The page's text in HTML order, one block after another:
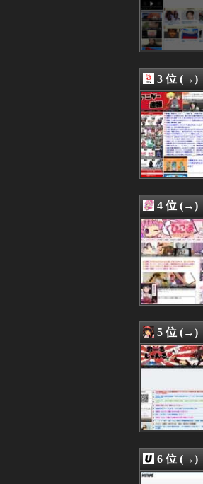
08/08 12:01
08/08 12:01
08/08 12:01
08/08 12:01
08/08 12:00
08/08 12:00
08/08 12:00
08/08 12:00
08/08 12:00
08/08 12:00
08/08 12:00
08/08 12:00
08/08 12:00
08/08 12:00
08/08 12:00
08/08 12:00
08/08 12:00
08/08 12:00
08/08 12:00
08/08 12:00
08/08 12:00
08/08 12:00
08/08 12:00
08/08 12:00
08/08 12:00
08/08 12:00
08/08 12:00
08/08 12:00
08/08 12:00
08/08 12:00
08/08 12:00
08/08 12:00
08/08 12:00
3 位 (→)
4 位 (→)
5 位 (→)
6 位 (→)